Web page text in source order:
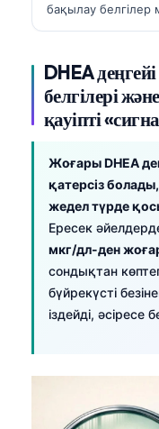
бақылау белгілер
DHEA
белгілері
қауіпті
Жоғары DHEA
қатерсіз
жедел түрде
Ересек
мкг/дл-ден
сондықтан
бүйрекүсті
іздейді, әсіресе